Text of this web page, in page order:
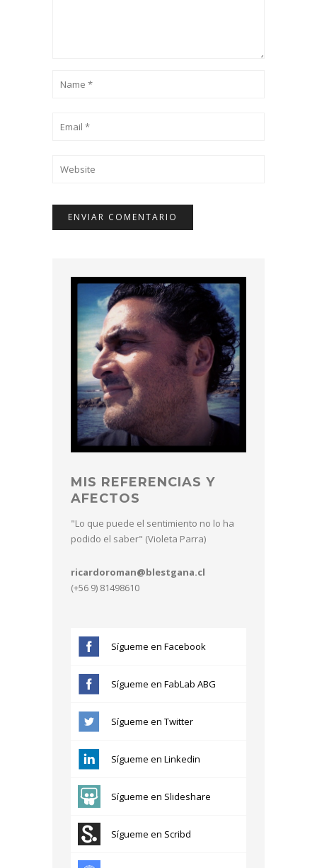
MIS REFERENCIAS Y
AFECTOS
"Lo que puede el sentimiento no lo ha
podido el saber" (Violeta Parra)
ricardoroman@blestgana.cl
(+56 9) 81498610
Sígueme en Facebook
Sígueme en FabLab ABG
Sígueme en Twitter
Sígueme en Linkedin
Sígueme en Slideshare
Sígueme en Scribd